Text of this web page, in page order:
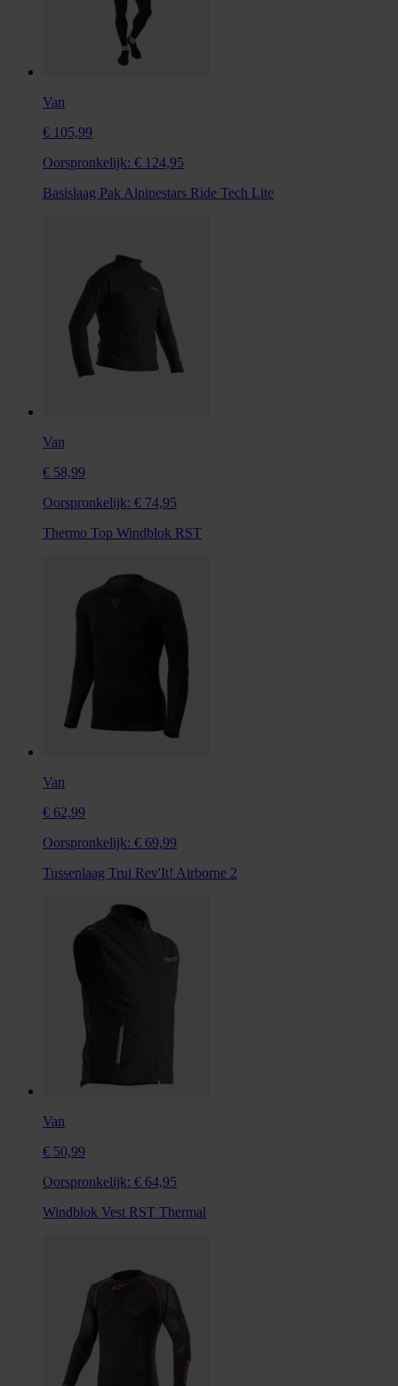
Van
€ 105,99
Oorspronkelijk: € 124,95
Basislaag Pak Alpinestars Ride Tech Lite
Van
€ 58,99
Oorspronkelijk: € 74,95
Thermo Top Windblok RST
Van
€ 62,99
Oorspronkelijk: € 69,99
Tussenlaag Trui Rev'It! Airborne 2
Van
€ 50,99
Oorspronkelijk: € 64,95
Windblok Vest RST Thermal